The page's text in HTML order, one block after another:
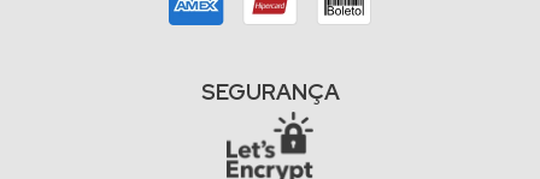
SEGURANÇA